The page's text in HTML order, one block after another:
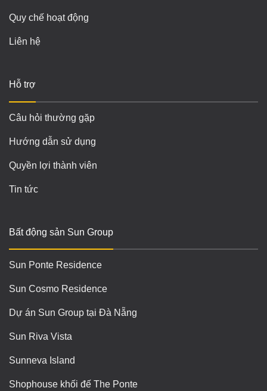
Quy chế hoạt động
Liên hệ
Hỗ trợ
Câu hỏi thường gặp
Hướng dẫn sử dụng
Quyền lợi thành viên
Tin tức
Bất động sản Sun Group
Sun Ponte Residence
Sun Cosmo Residence
Dự án Sun Group tại Đà Nẵng
Sun Riva Vista
Sunneva Island
Shophouse khối đế The Ponte